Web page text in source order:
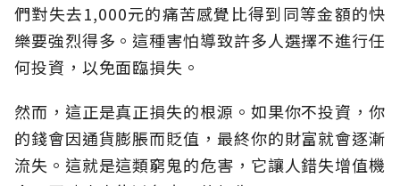
們對失去1,000元的痛苦感覺比得到同等金額的快
樂要強烈得多。這種害怕導致許多人選擇不進行任
何投資，以免面臨損失。
然而，這正是真正損失的根源。如果你不投資，你
的錢會因通貨膨脹而貶值，最終你的財富就會逐漸
流失。這就是這類窮鬼的危害，它讓人錯失增值機